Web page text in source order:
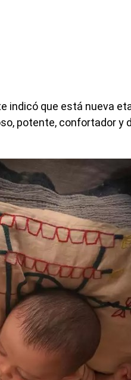
indicó que está nueva
potente, confortador y